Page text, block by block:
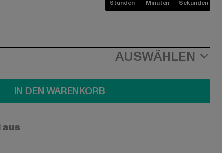
Stunden Minuten Sekunden
AUSWÄHLEN
IN DEN WARENKORB